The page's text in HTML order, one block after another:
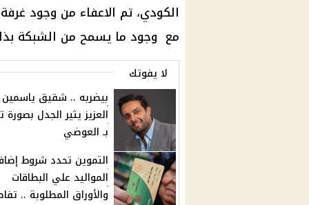
الكودي، تم الاعفاء من وجود
مع وجود ما يسمح من الشبكة
لا يفوتك
بيضربه .. شقيق
العزيز يثير الجدل
بـ العوضي
التموين تحدد شروط
المواليد علي البطاقات
والأوراق المطلوبة ..